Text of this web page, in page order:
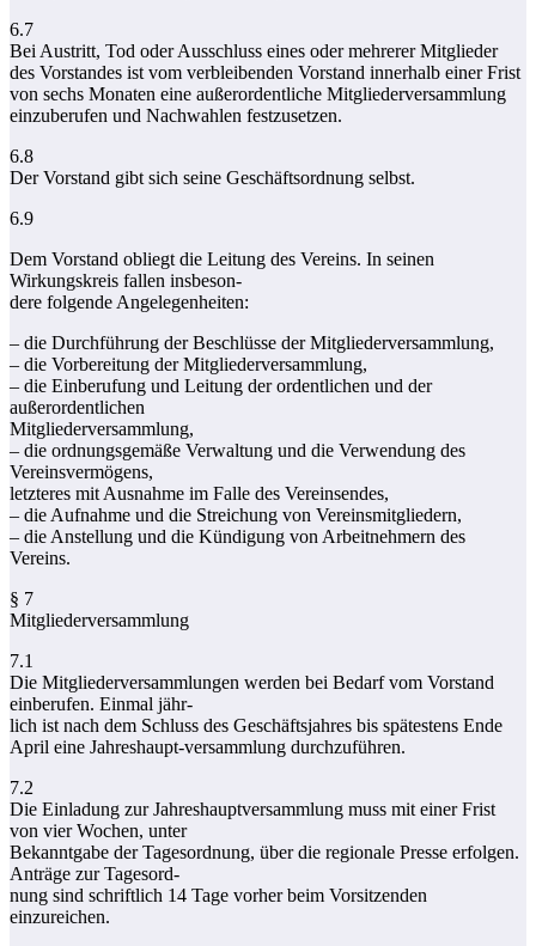
6.7
Bei Austritt, Tod oder Ausschluss eines oder mehrerer Mitglieder
des Vorstandes ist vom verbleibenden Vorstand innerhalb einer Frist
von sechs Monaten eine außerordentliche Mitgliederversammlung
einzuberufen und Nachwahlen festzusetzen.
6.8
Der Vorstand gibt sich seine Geschäftsordnung selbst.
6.9
Dem Vorstand obliegt die Leitung des Vereins. In seinen
Wirkungskreis fallen insbeson-
dere folgende Angelegenheiten:
– die Durchführung der Beschlüsse der Mitgliederversammlung,
– die Vorbereitung der Mitgliederversammlung,
– die Einberufung und Leitung der ordentlichen und der
außerordentlichen
Mitgliederversammlung,
– die ordnungsgemäße Verwaltung und die Verwendung des
Vereinsvermögens,
letzteres mit Ausnahme im Falle des Vereinsendes,
– die Aufnahme und die Streichung von Vereinsmitgliedern,
– die Anstellung und die Kündigung von Arbeitnehmern des
Vereins.
§ 7
Mitgliederversammlung
7.1
Die Mitgliederversammlungen werden bei Bedarf vom Vorstand
einberufen. Einmal jähr-
lich ist nach dem Schluss des Geschäftsjahres bis spätestens Ende
April eine Jahreshaupt-versammlung durchzuführen.
7.2
Die Einladung zur Jahreshauptversammlung muss mit einer Frist
von vier Wochen, unter
Bekanntgabe der Tagesordnung, über die regionale Presse erfolgen.
Anträge zur Tagesord-
nung sind schriftlich 14 Tage vorher beim Vorsitzenden
einzureichen.